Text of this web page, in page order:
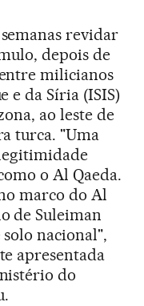
revidar
depois de
milicianos
e da Síria (ISIS)
ao leste de
turca. "Uma
o Al Qaeda.
marco do Al
de Suleiman
nacional",
apresentada
do